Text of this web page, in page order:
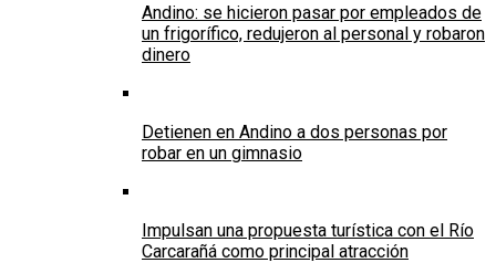
Andino: se hicieron pasar por empleados de
un frigorífico, redujeron al personal y robaron
dinero
Detienen en Andino a dos personas por
robar en un gimnasio
Impulsan una propuesta turística con el Río
Carcarañá como principal atracción